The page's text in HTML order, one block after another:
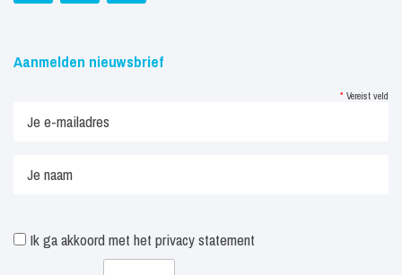
Aanmelden nieuwsbrief
* Vereist veld
Ik ga akkoord met het privacy statement